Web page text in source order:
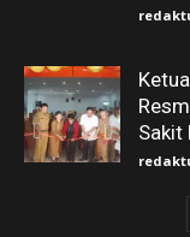
Sakit